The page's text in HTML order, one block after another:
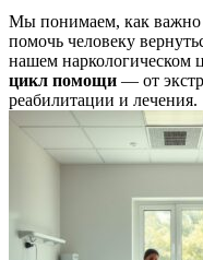
Мы понимаем, как важно
помочь человеку
нашем наркологическом
цикл помощи — от
реабилитации и лечения.